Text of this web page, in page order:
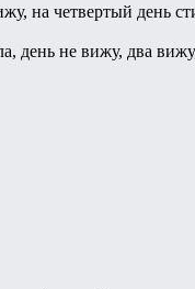
на четвертый день
день не вижу, два